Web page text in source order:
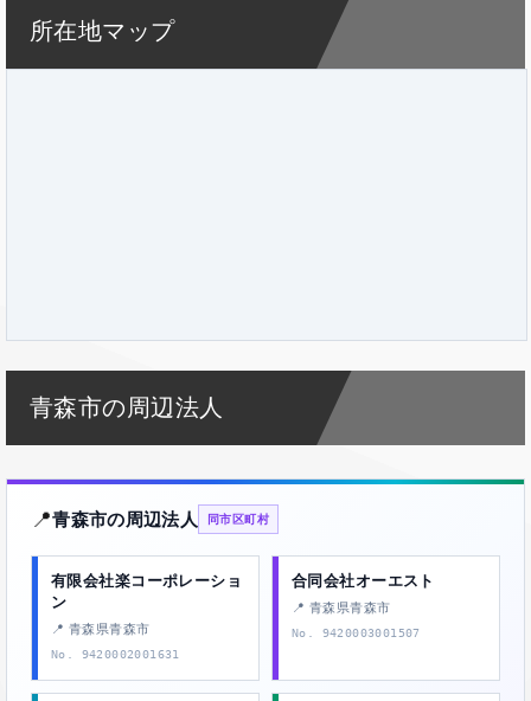
所在地マップ
青森市の周辺法人
📍青森市の周辺法人 同市区町村
有限会社楽コーポレーショ
ン
📍 青森県青森市
No. 9420002001631
合同会社オーエスト
📍 青森県青森市
No. 9420003001507